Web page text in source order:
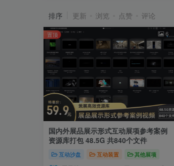
排序 更新 浏览 点赞 评论
6
置顶
国内外展品展示形式互动展项参考案例
资源库打包 48.5G 共840个文件
互动沙盘 互动装置 其他展项